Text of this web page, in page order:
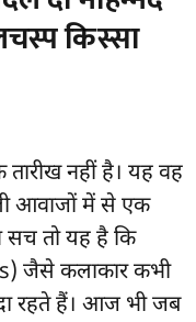
किस्सा
नहीं है। यह वह
आवाजों में से एक
सच तो यह है कि
जैसे कलाकार कभी
रहते हैं। आज भी जब